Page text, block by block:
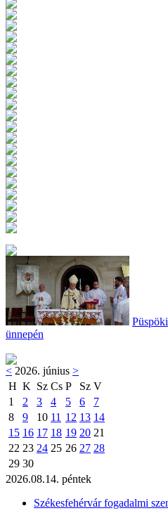
ünnepén
< 2026. június >
H K Sz Cs P Sz V
1
2 3 4 5 6
7
8
9 10 11 12 13 14
15 16 17 18 19 20 21
22 23 24 25 26 27 28
29 30
2026.08.14. péntek
Székesfehérvár fogadalmi